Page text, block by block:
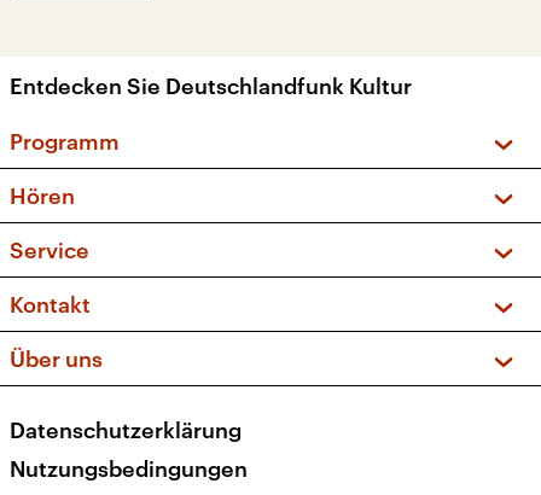
Entdecken Sie Deutschlandfunk Kultur
Programm
Sendungen und Podcasts
Musikliste
Kakadu – Das Kinderprogramm
Hören
Frequenzen (UKW + DAB+)
Service
FAQ
Apps
Newsletter
Veranstaltungen
Kontakt
Social Media
Über uns
Presse
Karriere
Datenschutzerklärung
Nutzungsbedingungen